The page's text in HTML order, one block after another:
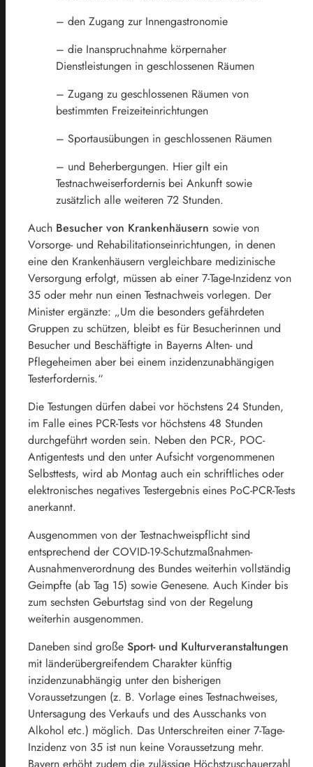
– den Zugang zur Innengastronomie
– die Inanspruchnahme körpernaher
Dienstleistungen in geschlossenen Räumen
– Zugang zu geschlossenen Räumen von
bestimmten Freizeiteinrichtungen
– Sportausübungen in geschlossenen Räumen
– und Beherbergungen. Hier gilt ein
Testnachweiserfordernis bei Ankunft sowie
zusätzlich alle weiteren 72 Stunden.
Auch Besucher von Krankenhäusern sowie von
Vorsorge- und Rehabilitationseinrichtungen, in denen
eine den Krankenhäusern vergleichbare medizinische
Versorgung erfolgt, müssen ab einer 7-Tage-Inzidenz von
35 oder mehr nun einen Testnachweis vorlegen. Der
Minister ergänzte: „Um die besonders gefährdeten
Gruppen zu schützen, bleibt es für Besucherinnen und
Besucher und Beschäftigte in Bayerns Alten- und
Pflegeheimen aber bei einem inzidenzunabhängigen
Testerfordernis.“
Die Testungen dürfen dabei vor höchstens 24 Stunden,
im Falle eines PCR-Tests vor höchstens 48 Stunden
durchgeführt worden sein. Neben den PCR-, POC-
Antigentests und den unter Aufsicht vorgenommenen
Selbsttests, wird ab Montag auch ein schriftliches oder
elektronisches negatives Testergebnis eines PoC-PCR-Tests
anerkannt.
Ausgenommen von der Testnachweispflicht sind
entsprechend der COVID-19-Schutzmaßnahmen-
Ausnahmenverordnung des Bundes weiterhin vollständig
Geimpfte (ab Tag 15) sowie Genesene. Auch Kinder bis
zum sechsten Geburtstag sind von der Regelung
weiterhin ausgenommen.
Daneben sind große Sport- und Kulturveranstaltungen
mit länderübergreifendem Charakter künftig
inzidenzunabhängig unter den bisherigen
Voraussetzungen (z. B. Vorlage eines Testnachweises,
Untersagung des Verkaufs und des Ausschanks von
Alkohol etc.) möglich. Das Unterschreiten einer 7-Tage-
Inzidenz von 35 ist nun keine Voraussetzung mehr.
Bayern erhöht zudem die zulässige Höchstzuschauerzahl